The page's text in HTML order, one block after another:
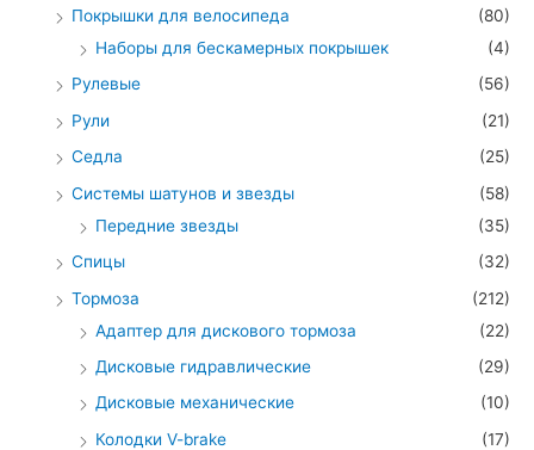
Покрышки для велосипеда
(80)
Наборы для бескамерных покрышек
(4)
Рулевые
(56)
Рули
(21)
Седла
(25)
Системы шатунов и звезды
(58)
Передние звезды
(35)
Спицы
(32)
Тормоза
(212)
Адаптер для дискового тормоза
(22)
Дисковые гидравлические
(29)
Дисковые механические
(10)
Колодки V-brake
(17)